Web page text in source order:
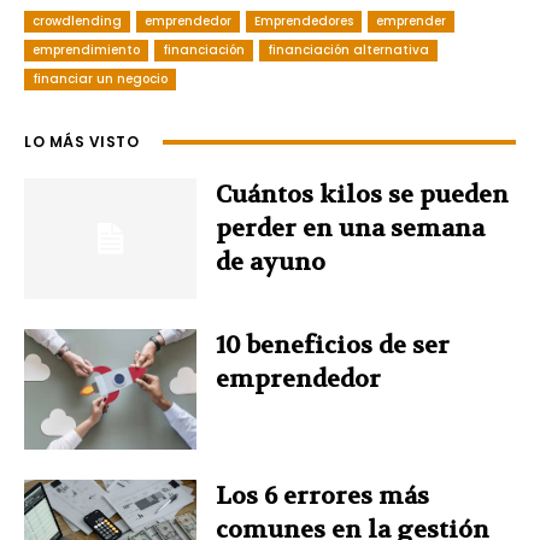
c
e
b
n
t
t
n
e
d
I
i
t
e
r
a
s
A
p
crowdlending emprendedor Emprendedores
emprender
emprendimiento
financiación
financiación alternativa
financiar un negocio
LO MÁS VISTO
Cuántos kilos se pueden
perder en una semana
de ayuno
10 beneficios de ser
emprendedor
Los 6 errores más
comunes en la gestión